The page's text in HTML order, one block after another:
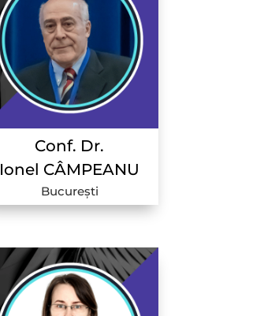
Conf. Dr.
Ionel CÂMPEANU
București